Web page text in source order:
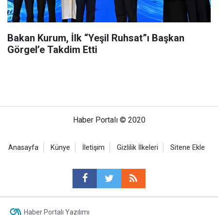
Bakan Kurum, İlk “Yeşil Ruhsat”ı Başkan
Görgel’e Takdim Etti
Haber Portalı © 2020
Anasayfa Künye İletişim Gizlilik İlkeleri Sitene Ekle
Haber Portalı Yazılımı